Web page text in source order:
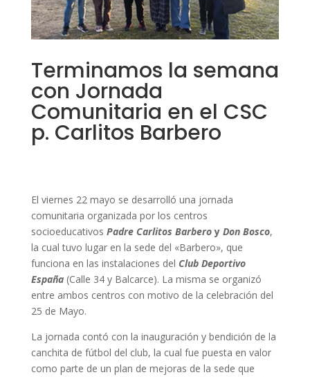
Terminamos la semana
con Jornada
Comunitaria en el CSC
p. Carlitos Barbero
El viernes 22 mayo se desarrolló una jornada
comunitaria organizada por los centros
socioeducativos Padre Carlitos Barberoy Don Bosco,
la cual tuvo lugar en la sede del «Barbero», que
funciona en las instalaciones del Club Deportivo
España(Calle 34 y Balcarce). La misma se organizó
entre ambos centros con motivo de la celebración del
25 de Mayo.
La jornada contó con la inauguración y bendición de la
canchita de fútbol del club, la cual fue puesta en valor
como parte de un plan de mejoras de la sede que